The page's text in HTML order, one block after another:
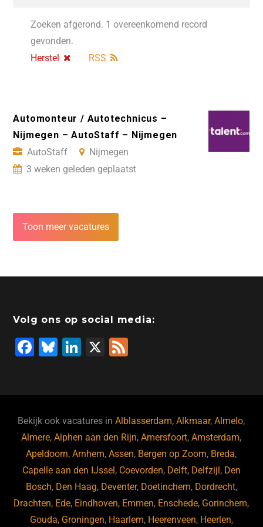
Zoeken afgerond. 1 overeenkomend record
gevonden.
Herstel
RSS
Automonteur / Autotechnicus –
Nijmegen – AutoStaff – Nijmegen
AutoStaff
Nijmegen
3 weken geleden geplaatst
Toon meer vacatures
Volg ons op social media:
F
b
o
o
k
Bl
ky
Li
dI
n
X
Bekijk ook vacatures inAlblasserdam,Alkmaar,Almelo,
Almere,Alphen aan den Rijn,Amersfoort,Amsterdam,
Apeldoorn,Arnhem,Assen, Bergen op Zoom, Breda,
Capelle aan den IJssel , Coevorden, Delft, Delfzijl , Den
Bosch, Den Haag, Deventer, Doetinchem, Dordrecht,
Drachten, Ede, Eindhoven, Emmen, Enschede, Gorinchem,
Gouda, Groningen, Haarlem, Heerenveen, Heerlen,